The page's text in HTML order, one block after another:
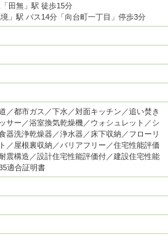
田無」駅 徒歩15分
」駅 バス14分「向台町一丁目」停歩3分
／都市ガス／下水／対面キッチン／追い焚き
サー／浴室換気乾燥機／ウォシュレット／シ
器洗浄乾燥器／浄水器／床下収納／フローリ
／屋根裏収納／バリアフリー／住宅性能評価
震構造／設計住宅性能評価付／建設住宅性能
適合証明書